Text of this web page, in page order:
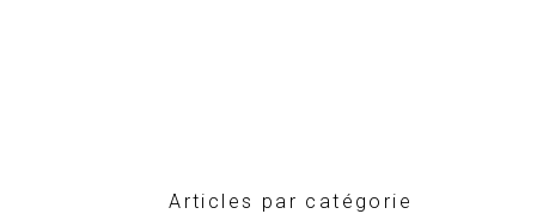
Articles par catégorie